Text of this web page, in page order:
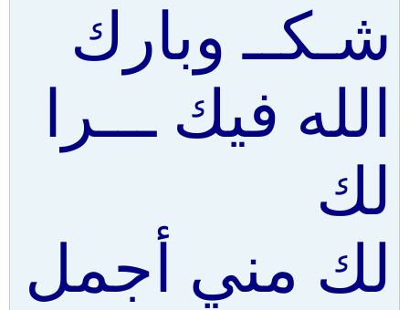
شـكــ وبارك
الله فيك ـــرا
لك
لك مني أجمل